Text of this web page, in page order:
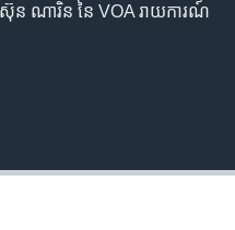
ស៊ុន ណារិន នៃ VOA រាយការណ៍​